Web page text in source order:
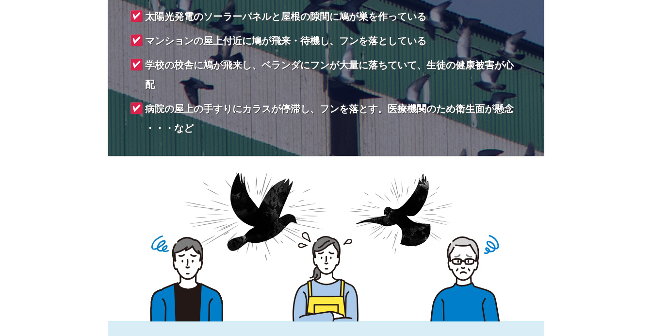
太陽光発電のソーラーパネルと屋根の隙間に鳩が巣を作っている
マンションの屋上付近に鳩が飛来・待機し、フンを落としている
学校の校舎に鳩が飛来し、ベランダにフンが大量に落ちていて、生徒の健康被害が心
配
病院の屋上の手すりにカラスが停滞し、フンを落とす。医療機関のため衛生面が懸念
・・・など